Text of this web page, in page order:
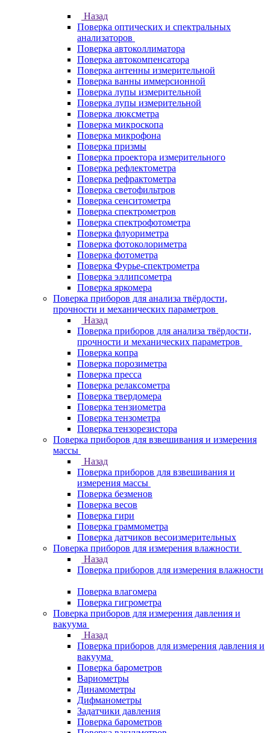
Назад
Поверка оптических и спектральных
анализаторов
Поверка автоколлиматора
Поверка автокомпенсатора
Поверка антенны измерительной
Поверка ванны иммерсионной
Поверка лупы измерительной
Поверка лупы измерительной
Поверка люксметра
Поверка микроскопа
Поверка микрофона
Поверка призмы
Поверка проектора измерительного
Поверка рефлектометра
Поверка рефрактометра
Поверка светофильтров
Поверка сенситометра
Поверка спектрометров
Поверка спектрофотометра
Поверка флуориметра
Поверка фотоколориметра
Поверка фотометра
Поверка Фурье-спектрометра
Поверка эллипсометра
Поверка яркомера
Поверка приборов для анализа твёрдости,
прочности и механических параметров
Назад
Поверка приборов для анализа твёрдости,
прочности и механических параметров
Поверка копра
Поверка порозиметра
Поверка пресса
Поверка релаксометра
Поверка твердомера
Поверка тензиометра
Поверка тензометра
Поверка тензорезистора
Поверка приборов для взвешивания и измерения
массы
Назад
Поверка приборов для взвешивания и
измерения массы
Поверка безменов
Поверка весов
Поверка гири
Поверка граммометра
Поверка датчиков весоизмерительных
Поверка приборов для измерения влажности
Назад
Поверка приборов для измерения влажности
Поверка влагомера
Поверка гигрометра
Поверка приборов для измерения давления и
вакуума
Назад
Поверка приборов для измерения давления и
вакуума
Поверка барометров
Вариометры
Динамометры
Дифманометры
Задатчики давления
Поверка барометров